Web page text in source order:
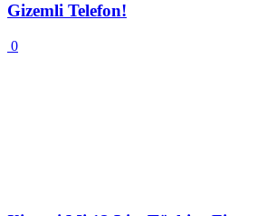
Gizemli Telefon!
0